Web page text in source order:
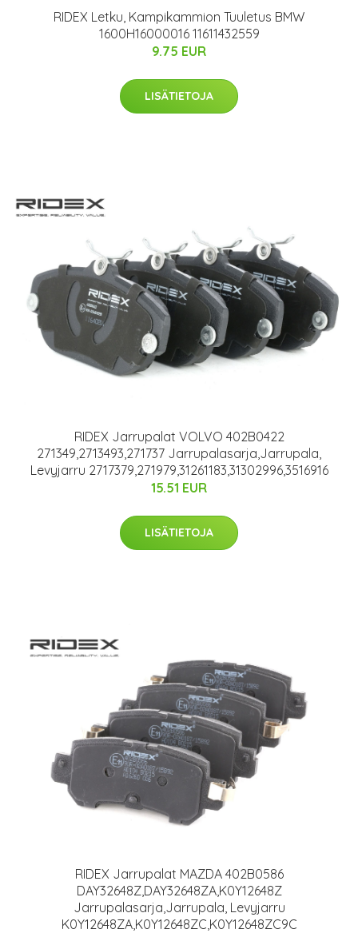
RIDEX Letku, Kampikammion Tuuletus BMW
1600H16000016 11611432559
9.75 EUR
LISÄTIETOJA
RIDEX Jarrupalat VOLVO 402B0422
271349,2713493,271737 Jarrupalasarja,Jarrupala,
Levyjarru 2717379,271979,31261183,31302996,3516916
15.51 EUR
LISÄTIETOJA
RIDEX Jarrupalat MAZDA 402B0586
DAY32648Z,DAY32648ZA,K0Y12648Z
Jarrupalasarja,Jarrupala, Levyjarru
K0Y12648ZA,K0Y12648ZC,K0Y12648ZC9C